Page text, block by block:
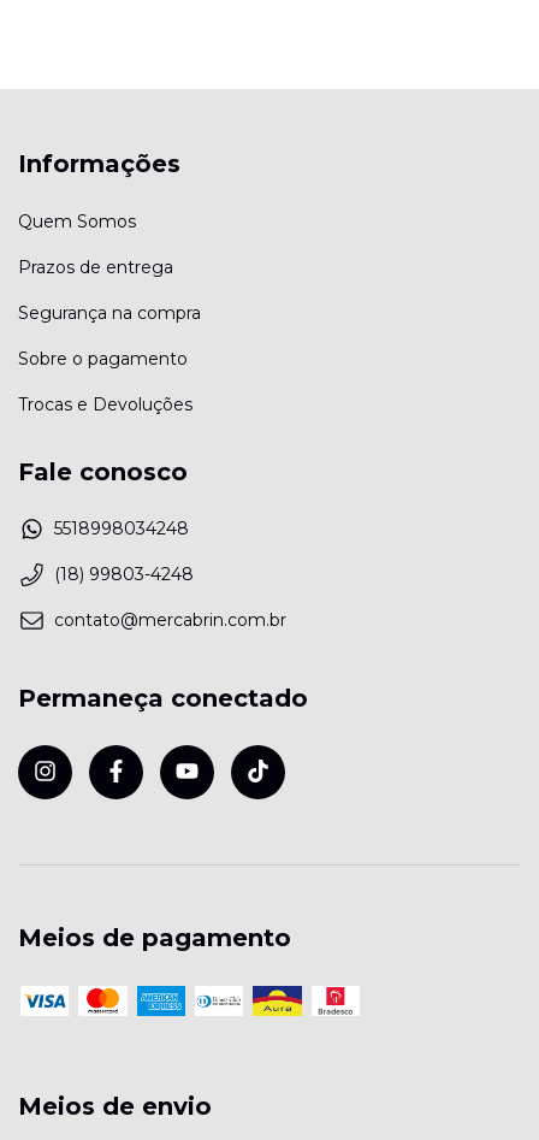
Informações
Quem Somos
Prazos de entrega
Segurança na compra
Sobre o pagamento
Trocas e Devoluções
Fale conosco
5518998034248
(18) 99803-4248
contato@mercabrin.com.br
Permaneça conectado
Meios de pagamento
Meios de envio